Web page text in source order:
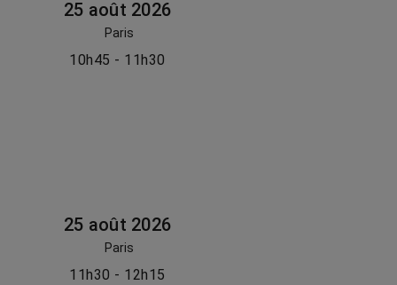
25 août 2026
Paris
10h45 - 11h30
25 août 2026
Paris
11h30 - 12h15